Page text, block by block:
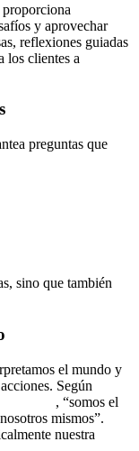
y aprovechar
reflexiones guiadas
los clientes a
preguntas que
sino que también
el mundo y
Según
, “somos el
mismos”.
nuestra